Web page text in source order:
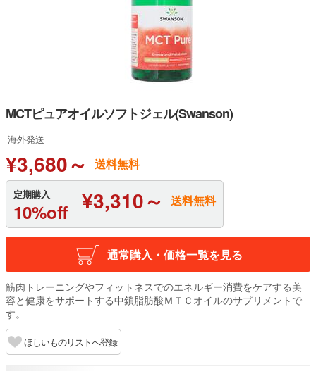
MCTピュアオイルソフトジェル(Swanson)
海外発送
¥3,680～ 送料無料
定期購入
10%off ¥3,310～ 送料無料
通常購入・価格一覧を見る
筋肉トレーニングやフィットネスでのエネルギー消費をケアする美
容と健康をサポートする中鎖脂肪酸ＭＴＣオイルのサプリメントで
す。
ほしいものリストへ登録